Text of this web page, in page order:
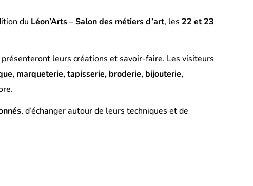
du Léon’Arts – Salon des métiers d’art, les 22 et 23
présenteront leurs créations et savoir-faire. Les visiteurs
marqueterie, tapisserie, broderie, bijouterie,
, d’échanger autour de leurs techniques et de